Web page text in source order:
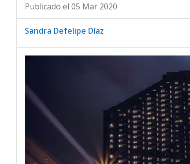
Publicado el 05 Mar 2020
Sandra Defelipe Díaz